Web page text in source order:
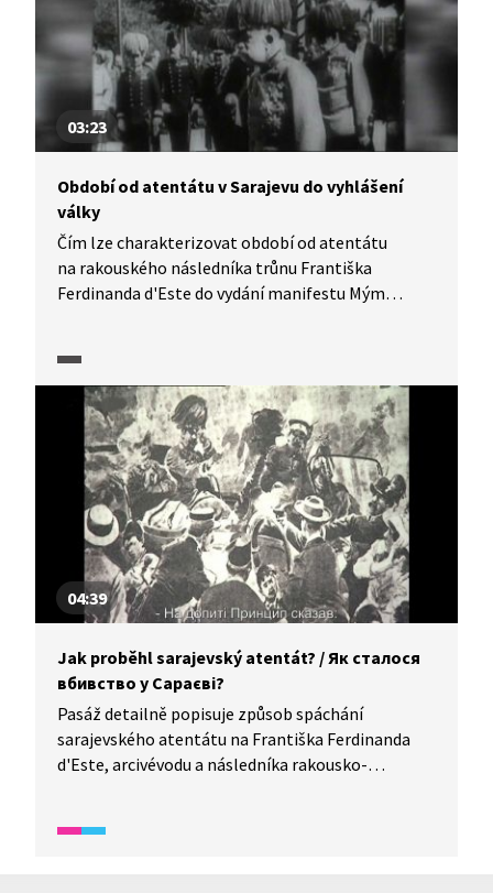
03:23
Období od atentátu v Sarajevu do vyhlášení
války
Čím lze charakterizovat období od atentátu
na rakouského následníka trůnu Františka
Ferdinanda d'Este do vydání manifestu Mým
Rakouska-Uherska vůči Srbsku? A jaké postavení
v té době zaujalo Německo? Do kontextu Evropy
v předvečer války nás uvedou historici v pořadu
Historie.cs.
04:39
Jak proběhl sarajevský atentát? / Як сталося
вбивство у Сараєві?
Pasáž detailně popisuje způsob spáchání
sarajevského atentátu na Františka Ferdinanda
d'Este, arcivévodu a následníka rakousko-
докладно описується спосіб, яким було скоєно